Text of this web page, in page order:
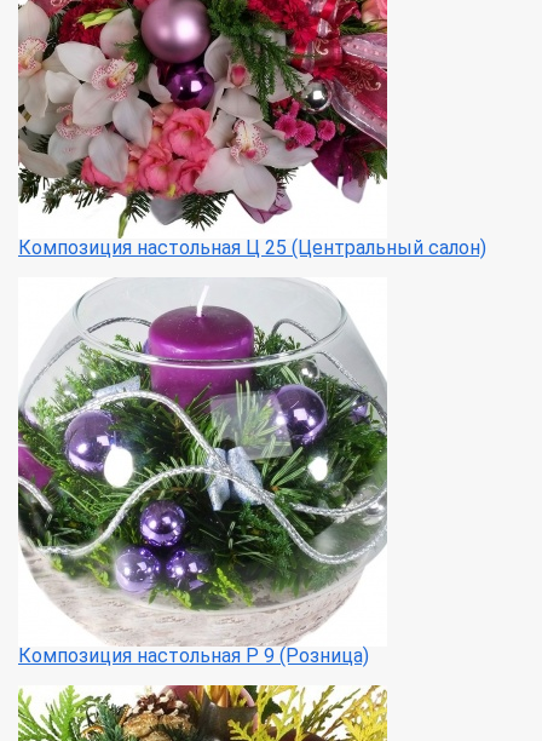
Композиция настольная Ц 25 (Центральный салон)
Композиция настольная Р 9 (Розница)